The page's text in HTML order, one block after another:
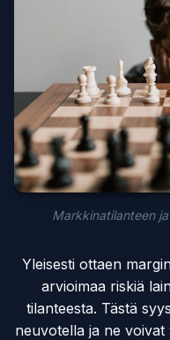
Markkinatilanteen
Yleisesti ottaen
arvioimaa riskiä
tilanteesta. Tästä
neuvotella ja ne